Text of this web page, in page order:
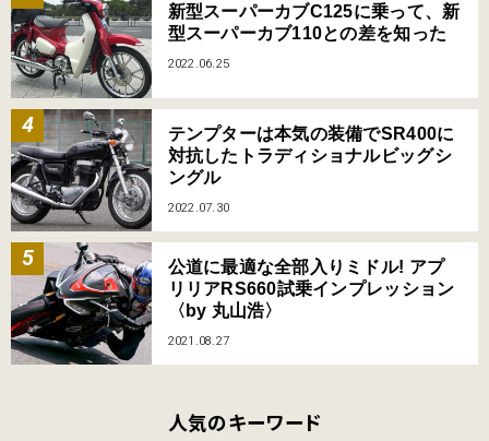
新型スーパーカブC125に乗って、新
型スーパーカブ110との差を知った
2022.06.25
テンプターは本気の装備でSR400に
対抗したトラディショナルビッグシ
ングル
2022.07.30
公道に最適な全部入りミドル! アプ
リリアRS660試乗インプレッション
〈by 丸山浩〉
2021.08.27
人気のキーワード